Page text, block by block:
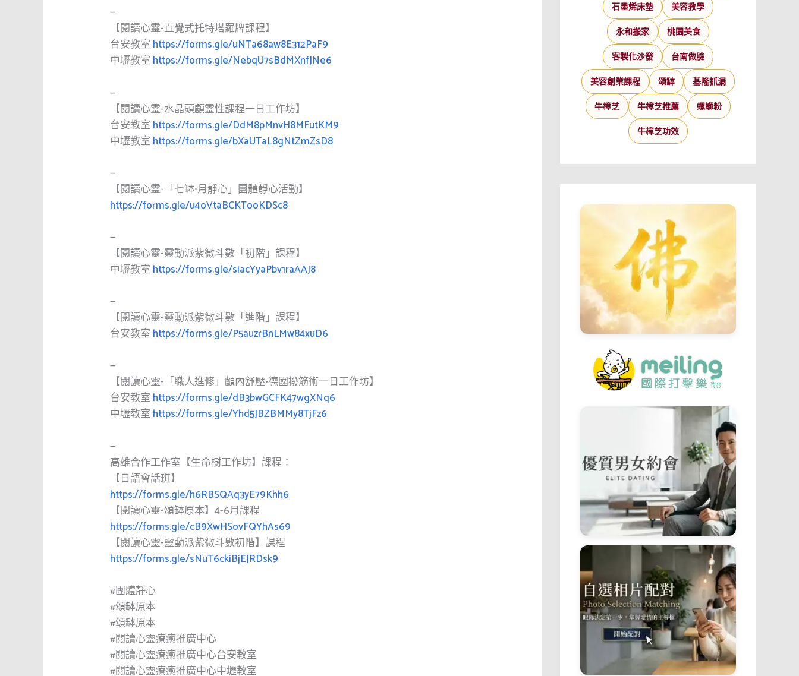
—
【閱讀心靈-直覺式托特塔羅牌課程】
台安教室 https://forms.gle/uNTa68aw8E312PaF9
中壢教室 https://forms.gle/NebqU7sBdMXnfJNe6
—
【閱讀心靈-水晶頭顱靈性課程一日工作坊】
台安教室 https://forms.gle/DdM8pMnvH8MFutKM9
中壢教室 https://forms.gle/bXaUTaL8gNtZmZsD8
—
【閱讀心靈-「七缽•月靜心」團體靜心活動】
https://forms.gle/u4oVtaBCKTooKDSc8
—
【閱讀心靈-靈動派紫微斗數「初階」課程】
中壢教室 https://forms.gle/siacYyaPbv1raAAJ8
—
【閱讀心靈-靈動派紫微斗數「進階」課程】
台安教室 https://forms.gle/P5auzrBnLMw84xuD6
—
【閱讀心靈-「職人進修」顱內舒壓•德國撥筋術一日工作坊】
台安教室 https://forms.gle/dB3bwGCFK47wgXNq6
中壢教室 https://forms.gle/Yhd5JBZBMMy8TjFz6
—
高雄合作工作室【生命樹工作坊】課程：
【日語會話班】
https://forms.gle/h6RBSQAq3yE79Khh6
【閱讀心靈-頌缽原本】4-6月課程
https://forms.gle/cB9XwHSovFQYhAs69
【閱讀心靈-靈動派紫微斗數初階】課程
https://forms.gle/sNuT6ckiBjEJRDsk9
#團體靜心
#頌缽原本
#頌缽原本
#閱讀心靈療癒推廣中心
#閱讀心靈療癒推廣中心台安教室
#閱讀心靈療癒推廣中心中壢教室
石墨烯床墊 美容教學
永和搬家 桃園美食
客製化沙發 台南做臉
美容創業課程 頌缽 基隆抓漏
牛樟芝 牛樟芝推薦 螺螄粉
牛樟芝功效